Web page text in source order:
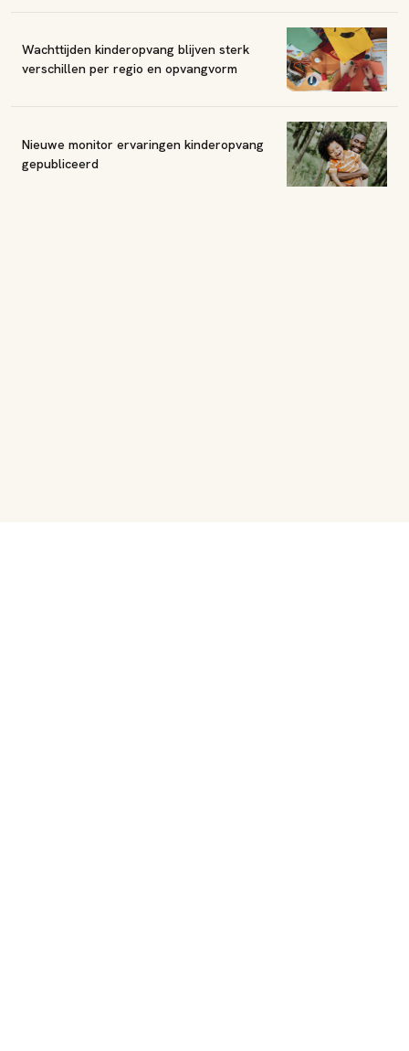
Wachttijden kinderopvang blijven sterk
verschillen per regio en opvangvorm
Nieuwe monitor ervaringen kinderopvang
gepubliceerd